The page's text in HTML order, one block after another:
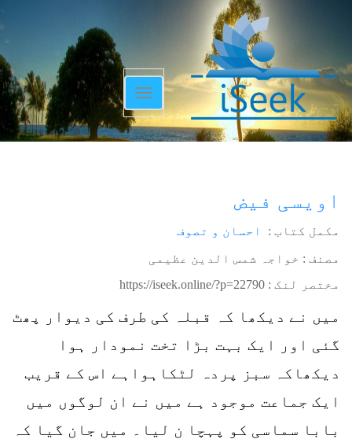
Toggle
navigation
اویسی فیض
مکمل کتاب : احسان و تصوف
مصنف : خواجہ شمس الدین عظیمی
مختصر لنک : https://iseek.online/?p=22790
میں نے دیکھا کہ قبلہ کی طرف کی دیوار پھٹ
گئی اور ایک بہت بڑا تخت نمودار ہوا
دیکھاکہ سبز پردہ لٹکاہواہے اس کے قریب
ایک جماعت موجود ہے میں نے ان لوگوں میں
بابا سماسی کو پہچا ن لیا۔ میں جان گیا کہ